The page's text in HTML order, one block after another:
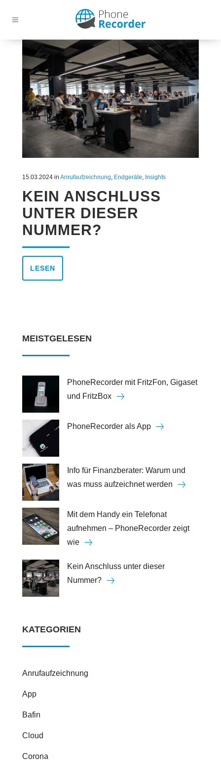
15.03.2024in Anrufaufzeichnung, Endgeräte, Insights
KEIN ANSCHLUSS
UNTER DIESER
NUMMER?
LESEN
MEISTGELESEN
PhoneRecorder mit FritzFon, Gigaset
und FritzBox
PhoneRecorder als App
Info für Finanzberater: Warum und
was muss aufzeichnet werden
Mit dem Handy ein Telefonat
aufnehmen – PhoneRecorder zeigt
wie
Kein Anschluss unter dieser
Nummer?
KATEGORIEN
Anrufaufzeichnung
App
Bafin
Cloud
Corona